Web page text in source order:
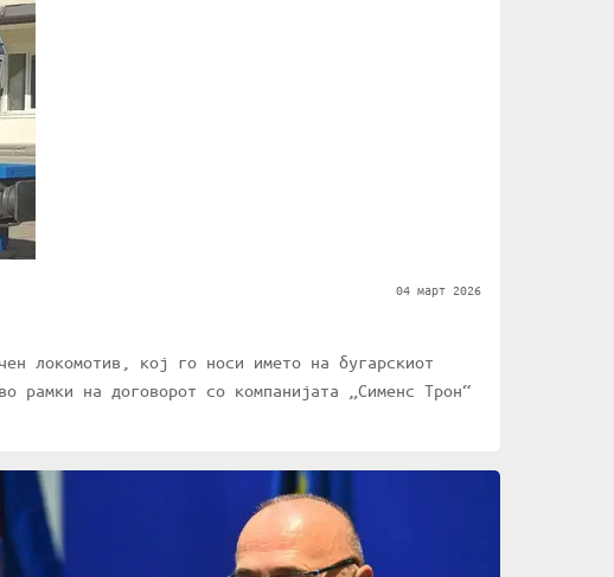
04 март 2026
локомотив, кој го носи името на бугарскиот
рамки на договорот со компанијата „Сименс Трон“